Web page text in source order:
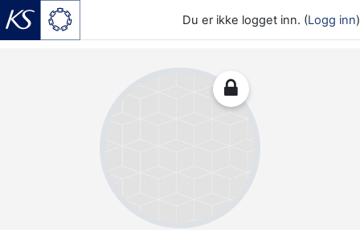
Du er ikke logget inn. (Logg inn)